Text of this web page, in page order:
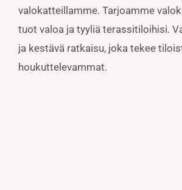
valokatteillamme. Tarjoamme
tuot valoa ja tyyliä terassitiloihisi.
ja kestävä ratkaisu, joka tekee
houkuttelevammat.